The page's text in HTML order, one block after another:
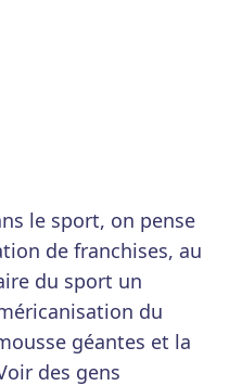
le sport, on pense
de franchises, au
du sport un
du
géantes et la
des gens